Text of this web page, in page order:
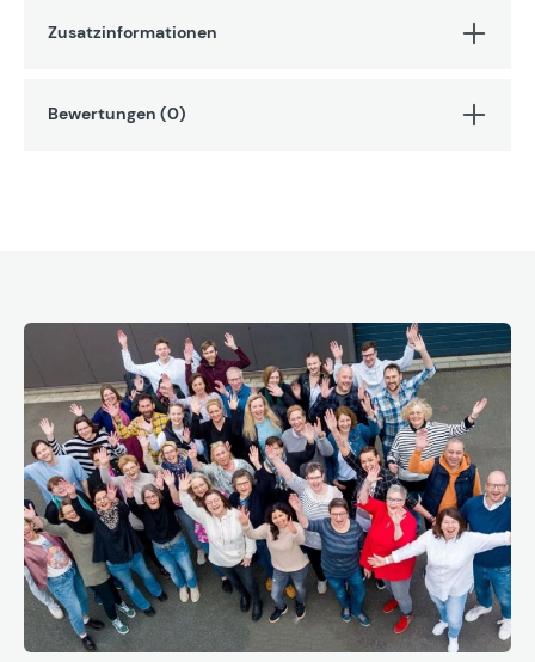
Zusatzinformationen
Bewertungen (0)